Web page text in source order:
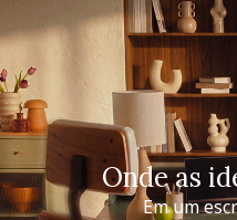
Onde as
Em um